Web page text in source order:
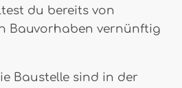
du bereits von
Bauvorhaben vernünftig
Baustelle sind in der